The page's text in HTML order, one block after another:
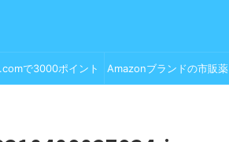
で3000ポイント Amazonブランドの市販薬